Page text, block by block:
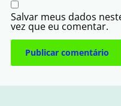
Salvar meus dados
vez que eu comentar.